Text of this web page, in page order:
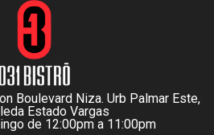
Boulevard Niza. Urb Palmar Este,
Estado Vargas
de 12:00pm a 11:00pm